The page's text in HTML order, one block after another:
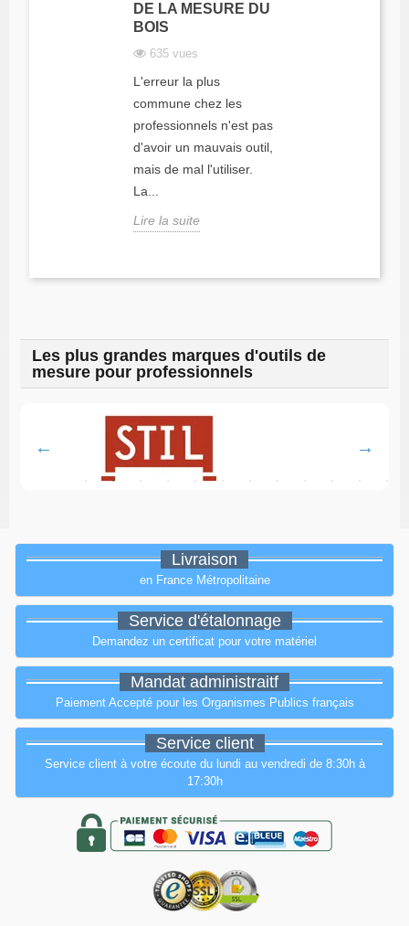
DE LA MESURE DU
BOIS
635 vues
L'erreur la plus
commune chez les
professionnels n'est pas
d'avoir un mauvais outil,
mais de mal l'utiliser.
La...
Lire la suite
Les plus grandes marques d'outils de
mesure pour professionnels
Livraison
en France Métropolitaine
Service d'étalonnage
Demandez un certificat pour votre matériel
Mandat administraitf
Paiement Accepté pour les Organismes Publics français
Service client
Service client à votre écoute du lundi au vendredi de 8:30h à
17:30h